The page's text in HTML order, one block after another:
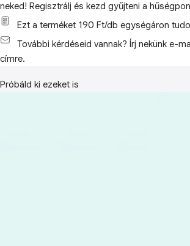
neked! Regisztrálj és kezd gyűjteni a
Ezt a terméket 190 Ft/db egységáron
További kérdéseid vannak? Írj nekünk e-
címre.
Próbáld ki ezeket is